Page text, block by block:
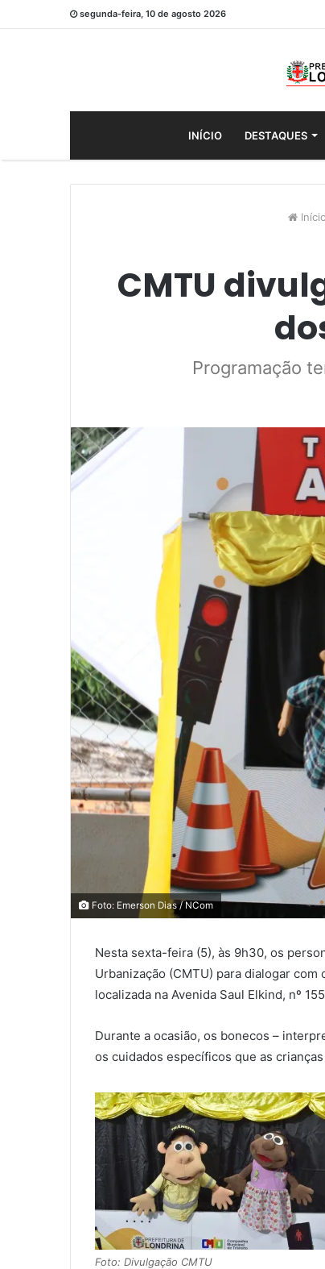
segunda-feira, 10 de agosto 2026
INÍCIO DESTAQUES
Início
CMTU
Programação
Foto: Emerson Dias / NCom
Nesta sexta-feira (5), às 9h30, os
Urbanização (CMTU) para dialogar
localizada na Avenida Saul Elkind, nº
Durante a ocasião, os bonecos –
os cuidados específicos que as
Foto: Divulgação CMTU
COMPARTILHAMENTOS